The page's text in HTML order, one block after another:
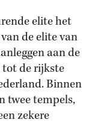
elite het
de elite van
aan de
tot de rijkste
Binnen
twee tempels,
zekere